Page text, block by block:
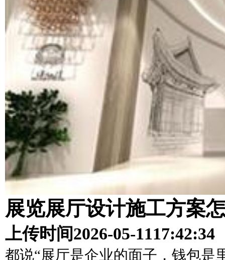
展览展厅设计施工方案
上传时间2026-05-1117:42:34
都说“展厅是企业的面子，钱包是